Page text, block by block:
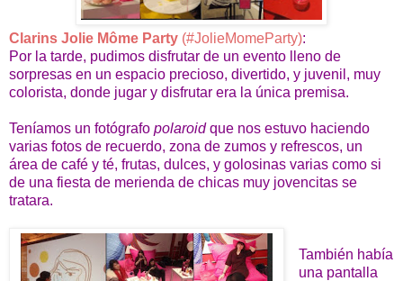
Clarins Jolie Môme Party (#JolieMomeParty):
Por la tarde, pudimos disfrutar de un evento lleno de
sorpresas en un espacio precioso, divertido, y juvenil, muy
colorista, donde jugar y disfrutar era la única premisa.
Teníamos un fotógrafo polaroidque nos estuvo haciendo
varias fotos de recuerdo, zona de zumos y refrescos, un
área de café y té, frutas, dulces, y golosinas varias como si
de una fiesta de merienda de chicas muy jovencitas se
tratara.
También había
una pantalla